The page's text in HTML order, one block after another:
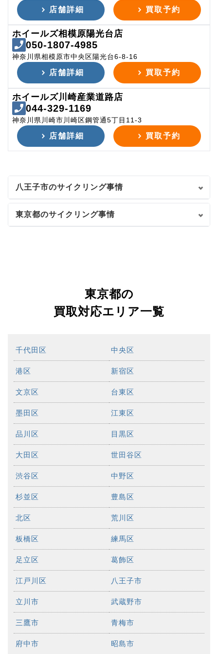
店舗詳細 買取予約
ホイールズ相模原陽光台店
050-1807-4985
神奈川県相模原市中央区陽光台6-8-16
店舗詳細 買取予約
ホイールズ川崎産業道路店
044-329-1169
神奈川県川崎市川崎区鋼管通5丁目11-3
店舗詳細 買取予約
八王子市のサイクリング事情
東京都のサイクリング事情
東京都の
買取対応エリア一覧
千代田区 中央区
港区 新宿区
文京区 台東区
墨田区 江東区
品川区 目黒区
大田区 世田谷区
渋谷区 中野区
杉並区 豊島区
北区 荒川区
板橋区 練馬区
足立区 葛飾区
江戸川区 八王子市
立川市 武蔵野市
三鷹市 青梅市
府中市 昭島市